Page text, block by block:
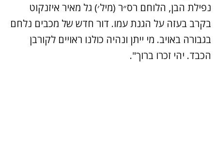
נפילת הבן, הלוחם רס״ר (מיל׳) גל מאיר איזנקוט
בקרב בעזה על הגנת עמו. דור חדש של מכבים נלחם
בגבורה באויב. מי ייתן ונהיה כולנו ראויים לקורבן
הכבד. יהי זכרו ברוך".